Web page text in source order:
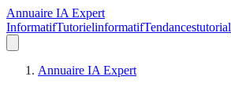
Annuaire IA Expert
InformatifTutorielinformatifTendancestutorial
Annuaire IA Expert